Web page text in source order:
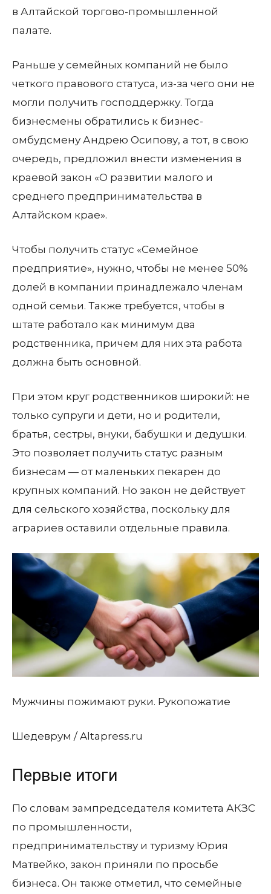
в Алтайской торгово-промышленной
палате.
Раньше у семейных компаний не было
четкого правового статуса, из-за чего они не
могли получить господдержку. Тогда
бизнесмены обратились к бизнес-
омбудсмену Андрею Осипову, а тот, в свою
очередь, предложил внести изменения в
краевой закон «О развитии малого и
среднего предпринимательства в
Алтайском крае».
Чтобы получить статус «Семейное
предприятие», нужно, чтобы не менее 50%
долей в компании принадлежало членам
одной семьи. Также требуется, чтобы в
штате работало как минимум два
родственника, причем для них эта работа
должна быть основной.
При этом круг родственников широкий: не
только супруги и дети, но и родители,
братья, сестры, внуки, бабушки и дедушки.
Это позволяет получить статус разным
бизнесам — от маленьких пекарен до
крупных компаний. Но закон не действует
для сельского хозяйства, поскольку для
аграриев оставили отдельные правила.
Мужчины пожимают руки. Рукопожатие
Шедеврум / Altapress.ru
Первые итоги
По словам зампредседателя комитета АКЗС
по промышленности,
предпринимательству и туризму Юрия
Матвейко, закон приняли по просьбе
бизнеса. Он также отметил, что семейные